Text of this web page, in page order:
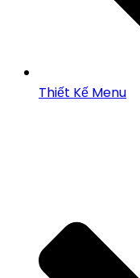
Thiết Kế Menu